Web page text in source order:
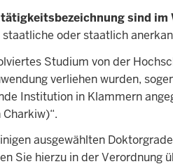
sind im
oder staatlich
Studium von der
verliehen wurden,
Institution in Klammern
ausgewählten
hierzu in der Verordnung